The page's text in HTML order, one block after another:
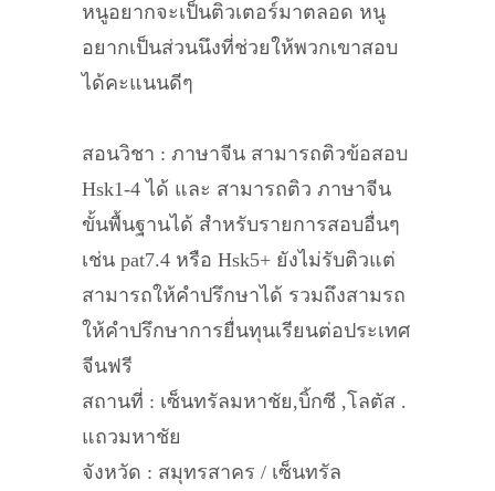
หนูอยากจะเป็นติวเตอร์มาตลอด หนู
อยากเป็นส่วนนึงที่ช่วยให้พวกเขาสอบ
ได้คะแนนดีๆ
สอนวิชา : ภาษาจีน สามารถติวข้อสอบ
Hsk1-4 ได้ และ สามารถติว ภาษาจีน
ขั้นพื้นฐานได้ สำหรับรายการสอบอื่นๆ
เช่น pat7.4 หรือ Hsk5+ ยังไม่รับติวแต่
สามารถให้คำปรึกษาได้ รวมถึงสามรถ
ให้คำปรึกษาการยื่นทุนเรียนต่อประเทศ
จีนฟรี
สถานที่ : เซ็นทรัลมหาชัย,บิ้กซี ,โลตัส .
แถวมหาชัย
จังหวัด : สมุทรสาคร / เซ็นทรัล